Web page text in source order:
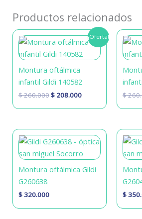
Productos relacionados
¡Oferta!
Montura oftálmica
infantil Gildi 140582
$260.000
El
precio
original
era:
$ 260.000.
$ 208.000
El
precio
actual
es:
$
Montura oftálmica Gildi
G260638
$320.000 $